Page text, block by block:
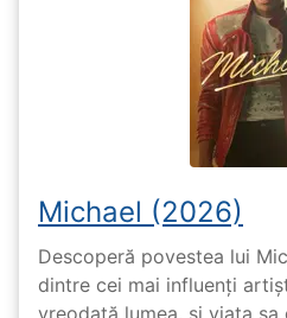
Michael (2026)
Descoperă povestea lui
dintre cei mai influenți
vreodată lumea, și viața